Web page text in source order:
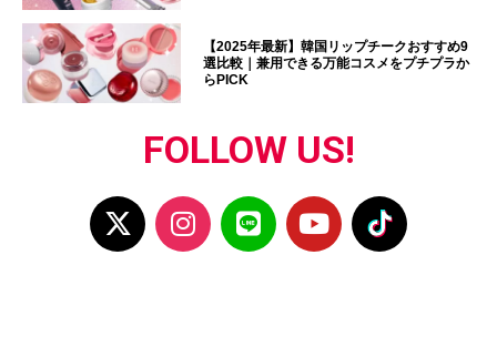
【2025年最新】韓国リップチークおすすめ9
選比較｜兼用できる万能コスメをプチプラか
らPICK
FOLLOW US!